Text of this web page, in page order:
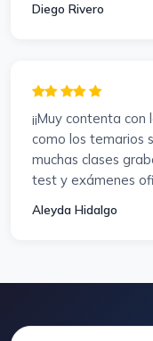
muy positiva en
Diego Rivero
¡¡Muy contenta
como los temarios
muchas clases
test y exámenes
correros y cada
decir, ¡¡Muy
Aleyda Hidalgo